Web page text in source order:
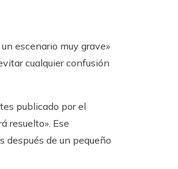
escenario muy grave»
cualquier confusión
publicado por el
resuelto». Ese
después de un pequeño